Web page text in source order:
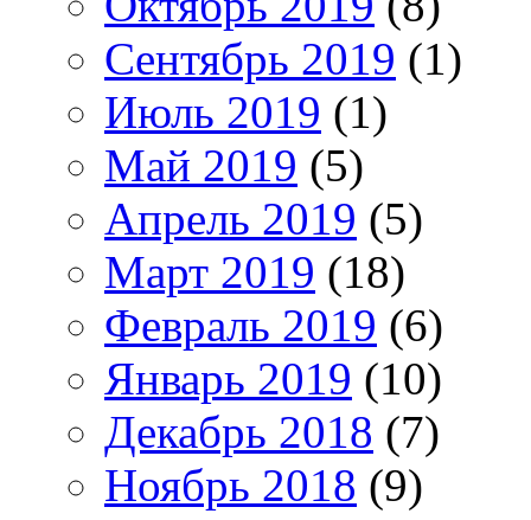
Сентябрь 2019 (1)
Июль 2019 (1)
Май 2019 (5)
Апрель 2019 (5)
Март 2019 (18)
Февраль 2019 (6)
Январь 2019 (10)
Декабрь 2018 (7)
Ноябрь 2018 (9)